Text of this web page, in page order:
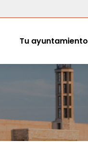
Tu ayuntamiento